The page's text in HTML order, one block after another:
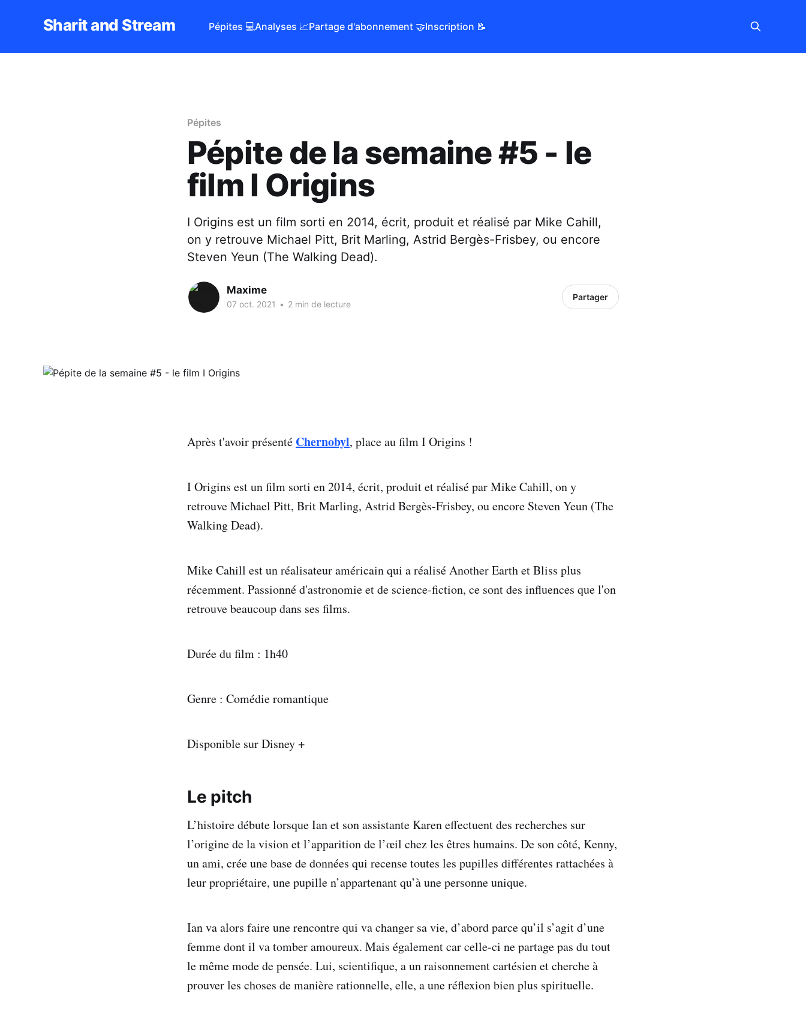
Sharit and Stream Pépites 💻Analyses 📈Partage d'abonnement 🤝Inscription 📝
Pépites
Pépite de la semaine #5 - le
film I Origins
I Origins est un film sorti en 2014, écrit, produit et réalisé par Mike Cahill,
on y retrouve Michael Pitt, Brit Marling, Astrid Bergès-Frisbey, ou encore
Steven Yeun (The Walking Dead).
Maxime
07 oct. 2021 • 2 min de lecture
Partager
Après t'avoir présenté Chernobyl, place au film I Origins !
I Origins est un film sorti en 2014, écrit, produit et réalisé par Mike Cahill, on y
retrouve Michael Pitt, Brit Marling, Astrid Bergès-Frisbey, ou encore Steven Yeun (The
Walking Dead).
Mike Cahill est un réalisateur américain qui a réalisé Another Earth et Bliss plus
récemment. Passionné d'astronomie et de science-fiction, ce sont des influences que l'on
retrouve beaucoup dans ses films.
Durée du film : 1h40
Genre : Comédie romantique
Disponible sur Disney +
Le pitch
L’histoire débute lorsque Ian et son assistante Karen effectuent des recherches sur
l’origine de la vision et l’apparition de l’œil chez les êtres humains. De son côté, Kenny,
un ami, crée une base de données qui recense toutes les pupilles différentes rattachées à
leur propriétaire, une pupille n’appartenant qu’à une personne unique.
Ian va alors faire une rencontre qui va changer sa vie, d’abord parce qu’il s’agit d’une
femme dont il va tomber amoureux. Mais également car celle-ci ne partage pas du tout
le même mode de pensée. Lui, scientifique, a un raisonnement cartésien et cherche à
prouver les choses de manière rationnelle, elle, a une réflexion bien plus spirituelle.